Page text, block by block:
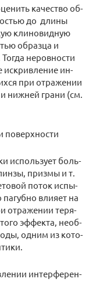
ка­че­ство об­
до длины
кли­но­вид­ную
об­раз­ца и
неров­но­сти
ис­крив­ле­ние ин­
при от­ра­же­нии
ниж­ней грани (см.
по­верх­но­сти
ис­поль­зу­ет боль­
приз­мы и т.
поток ис­пы­
вли­я­ет на
от­ра­же­нии те­ря­
эф­фек­та, необ­
одним из ко­то­
ин­тер­фе­рен­